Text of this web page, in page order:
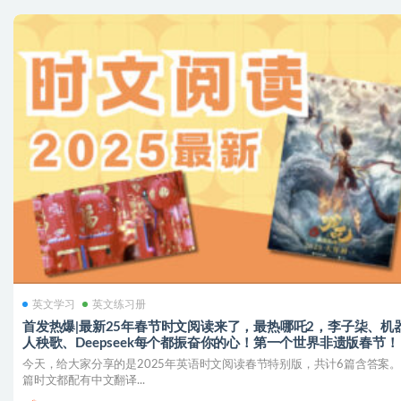
英文学习 英文练习册
首发热爆|最新25年春节时文阅读来了，最热哪吒2，李子柒、机
人秧歌、Deepseek每个都振奋你的心！第一个世界非遗版春节！
今天，给大家分享的是2025年英语时文阅读春节特别版，共计6篇含答案
篇时文都配有中文翻译...